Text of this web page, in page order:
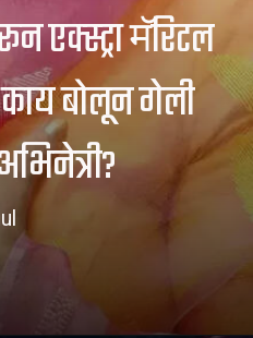
एक्स्ट्रा मॅरिटल
बोलून गेली
दिग्गज अभिनेत्री?